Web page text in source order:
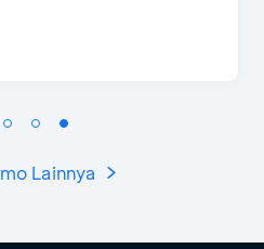
Lainnya